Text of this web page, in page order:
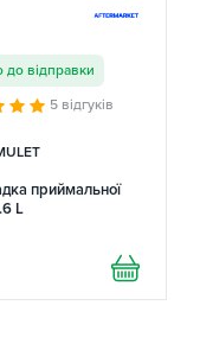
до відправки
5 відгуків
приймальної
L